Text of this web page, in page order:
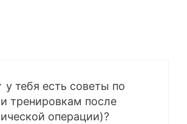
у тебя есть советы по
тренировкам после
операции)?